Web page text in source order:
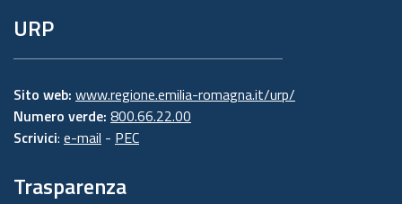
URP
Sito web: www.regione.emilia-romagna.it/urp/
Numero verde: 800.66.22.00
Scrivici: e-mail - PEC
Trasparenza